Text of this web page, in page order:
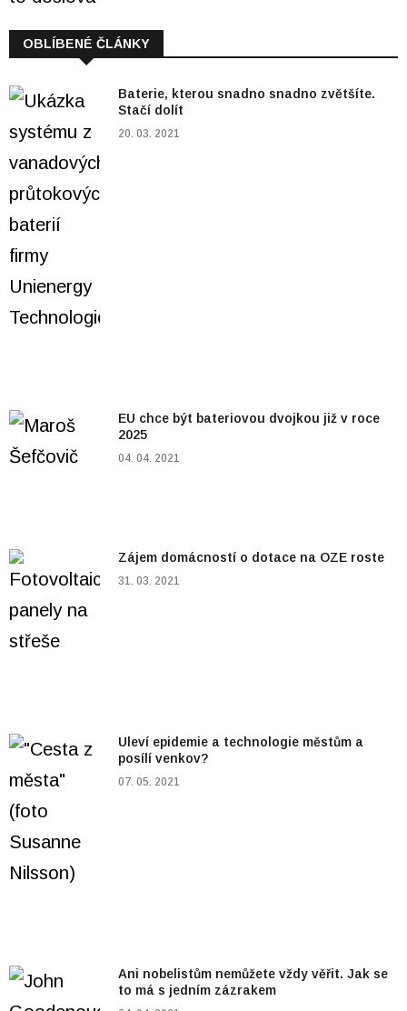
OBLÍBENÉ ČLÁNKY
Baterie, kterou snadno snadno zvětšíte.
Stačí dolít
20. 03. 2021
EU chce být bateriovou dvojkou již v roce
2025
04. 04. 2021
Zájem domácností o dotace na OZE roste
31. 03. 2021
Uleví epidemie a technologie městům a
posílí venkov?
07. 05. 2021
Ani nobelistům nemůžete vždy věřit. Jak se
to má s jedním zázrakem